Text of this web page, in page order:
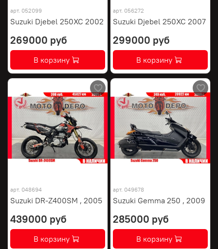
арт. 052099
Suzuki Djebel 250XC 2002
269000 руб
В корзину
арт. 056272
Suzuki Djebel 250XC 2007
299000 руб
В корзину
арт. 048694
Suzuki DR-Z400SM , 2005
439000 руб
В корзину
арт. 049678
Suzuki Gemma 250 , 2009
285000 руб
В корзину